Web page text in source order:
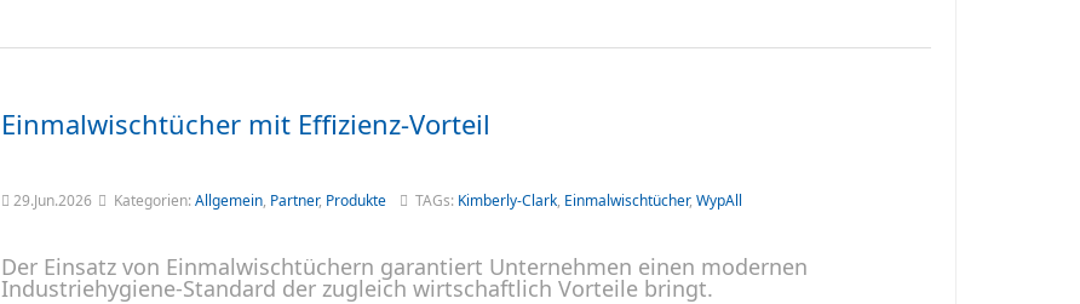
Einmalwischtücher mit Effizienz-Vorteil
29.Jun.2026 Kategorien:Allgemein, Partner, Produkte TAGs: Kimberly-Clark, Einmalwischtücher, WypAll
Der Einsatz von Einmalwischtüchern garantiert Unternehmen einen modernen
Industriehygiene-Standard der zugleich wirtschaftlich Vorteile bringt.